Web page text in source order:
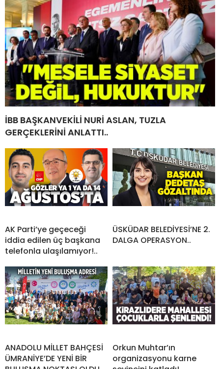
İBB BAŞKANVEKİLİ NURİ ASLAN, TUZLA
GERÇEKLERİNİ ANLATTI..
AK Parti’ye geçeceği
iddia edilen üç başkana
telefonla ulaşılamıyor!..
ÜSKÜDAR BELEDİYESİ’NE 2.
DALGA OPERASYON..
ANADOLU MİLLET BAHÇESİ
ÜMRANİYE’DE YENİ BİR
Orkun Muhtar’ın
organizasyonu karne